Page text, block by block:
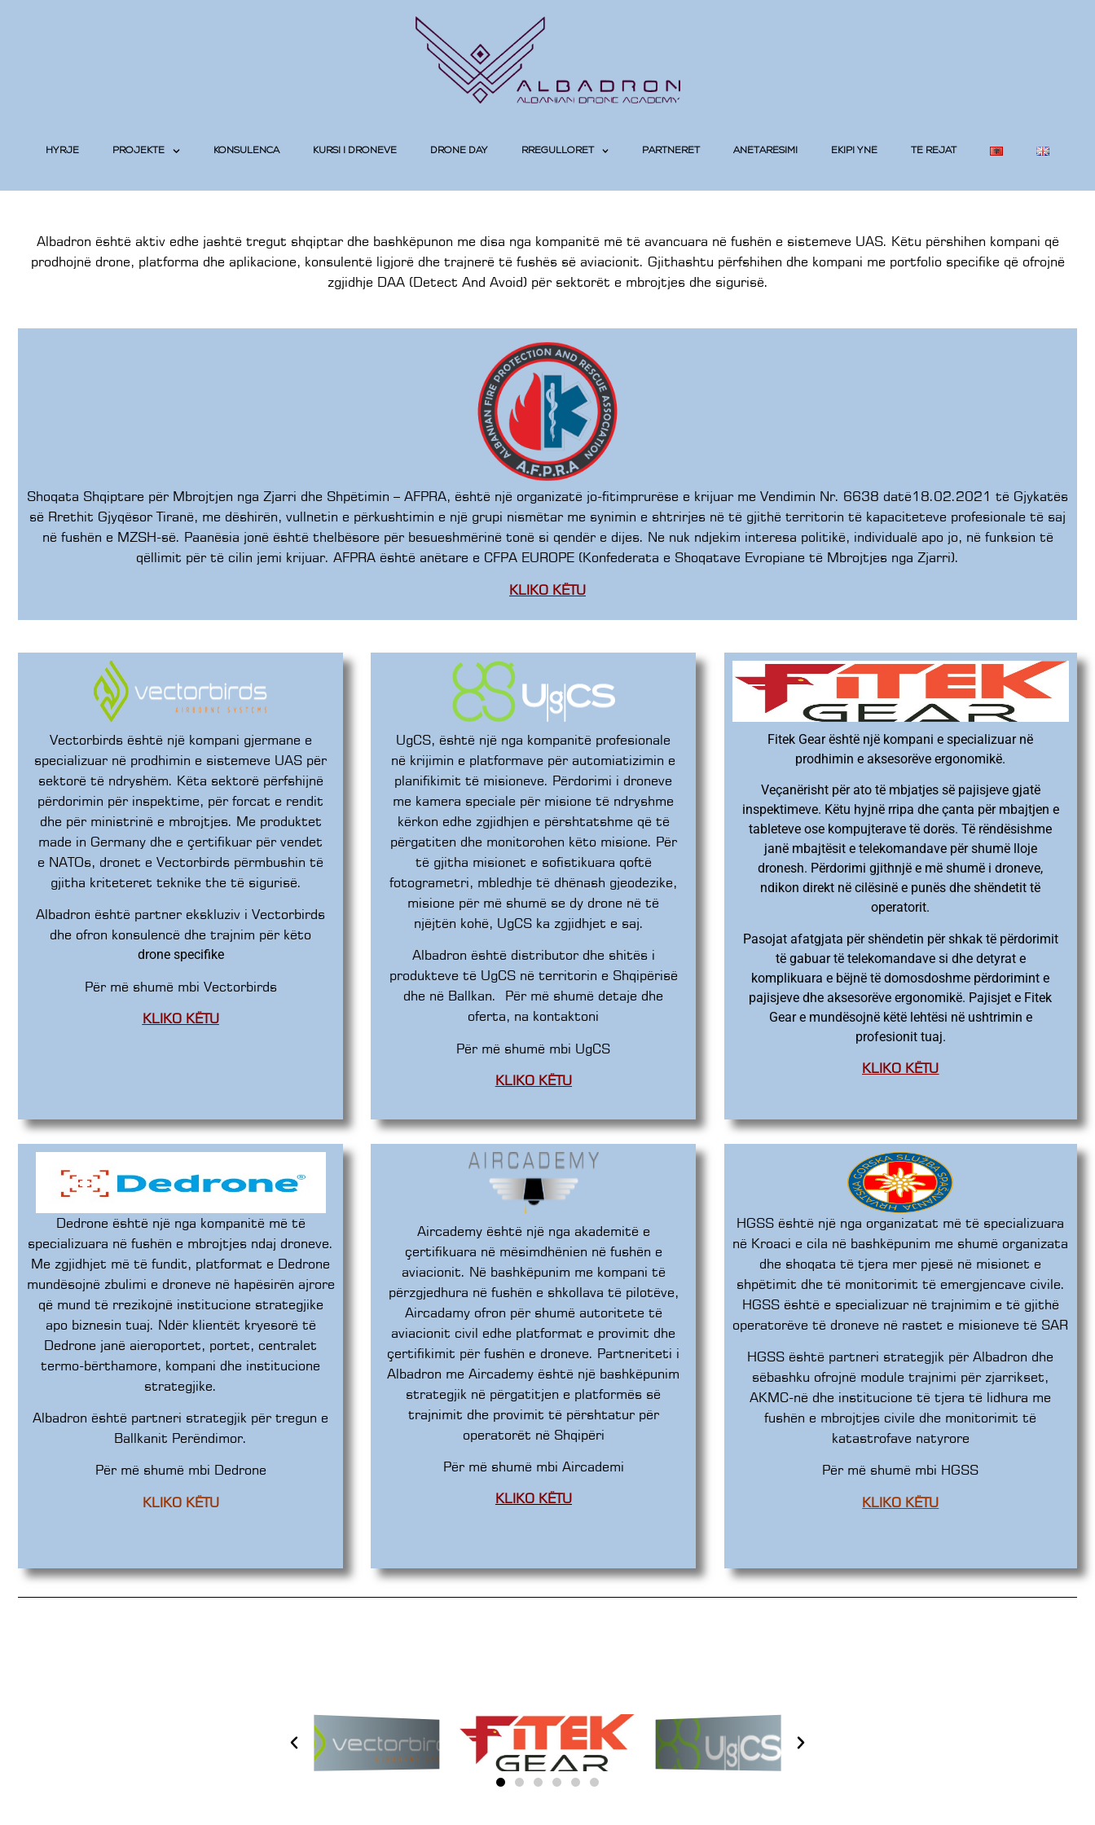
HYRJE PROJEKTE KONSULENCA KURSI I DRONEVE DRONE DAY RREGULLORET PARTNERËT ANËTARËSIMI EKIPI YNË TË REJAT
Albadron është aktiv edhe jashtë tregut shqiptar dhe bashkëpunon me disa nga kompanitë më të avancuara në fushën e sistemeve UAS. Këtu përshihen kompani që
prodhojnë drone, platforma dhe aplikacione, konsulentë ligjorë dhe trajnerë të fushës së aviacionit. Gjithashtu përfshihen dhe kompani me portfolio specifike që ofrojnë
zgjidhje DAA (Detect And Avoid) për sektorët e mbrojtjes dhe sigurisë.
Shoqata Shqiptare për Mbrojtjen nga Zjarri dhe Shpëtimin – AFPRA, është një organizatë jo-fitimprurëse e krijuar me Vendimin Nr. 6638 datë18.02.2021 të Gjykatës
së Rrethit Gjyqësor Tiranë, me dëshirën, vullnetin e përkushtimin e një grupi nismëtar me synimin e shtrirjes në të gjithë territorin të kapaciteteve profesionale të saj
në fushën e MZSH-së. Paanësia jonë është thelbësore për besueshmërinë tonë si qendër e dijes. Ne nuk ndjekim interesa politikë, individualë apo jo, në funksion të
qëllimit për të cilin jemi krijuar. AFPRA është anëtare e CFPA EUROPE (Konfederata e Shoqatave Evropiane të Mbrojtjes nga Zjarri).
KLIKO KËTU
Vectorbirds është një kompani gjermane e
specializuar në prodhimin e sistemeve UAS për
sektorë të ndryshëm. Këta sektorë përfshijnë
përdorimin për inspektime, për forcat e rendit
dhe për ministrinë e mbrojtjes. Me produktet
made in Germany dhe e çertifikuar për vendet
e NATOs, dronet e Vectorbirds përmbushin të
gjitha kriteteret teknike the të sigurisë.
Albadron është partner ekskluziv i Vectorbirds
dhe ofron konsulencë dhe trajnim për këto
drone specifike
Për më shumë mbi Vectorbirds
KLIKO KËTU
UgCS, është një nga kompanitë profesionale
në krijimin e platformave për automiatizimin e
planifikimit të misioneve. Përdorimi i droneve
me kamera speciale për misione të ndryshme
kërkon edhe zgjidhjen e përshtatshme që të
përgatiten dhe monitorohen këto misione. Për
të gjitha misionet e sofistikuara qoftë
fotogrametri, mbledhje të dhënash gjeodezike,
misione për më shumë se dy drone në të
njëjtën kohë, UgCS ka zgjidhjet e saj.
Albadron është distributor dhe shitës i
produkteve të UgCS në territorin e Shqipërisë
dhe në Ballkan. Për më shumë detaje dhe
oferta, na kontaktoni
Për më shumë mbi UgCS
KLIKO KËTU
Fitek Gear është një kompani e specializuar në
prodhimin e aksesorëve ergonomikë.
Veçanërisht për ato të mbjatjes së pajisjeve gjatë
inspektimeve. Këtu hyjnë rripa dhe çanta për mbajtjen e
tableteve ose kompujterave të dorës. Të rëndësishme
janë mbajtësit e telekomandave për shumë lloje
dronesh. Përdorimi gjithnjë e më shumë i droneve,
ndikon direkt në cilësinë e punës dhe shëndetit të
operatorit.
Pasojat afatgjata për shëndetin për shkak të përdorimit
të gabuar të telekomandave si dhe detyrat e
komplikuara e bëjnë të domosdoshme përdorimint e
pajisjeve dhe aksesorëve ergonomikë. Pajisjet e Fitek
Gear e mundësojnë këtë lehtësi në ushtrimin e
profesionit tuaj.
KLIKO KËTU
Dedrone është një nga kompanitë më të
specializuara në fushën e mbrojtjes ndaj droneve.
Me zgjidhjet më të fundit, platformat e Dedrone
mundësojnë zbulimi e droneve në hapësirën ajrore
që mund të rrezikojnë institucione strategjike
apo biznesin tuaj. Ndër klientët kryesorë të
Dedrone janë aieroportet, portet, centralet
termo-bërthamore, kompani dhe institucione
strategjike.
Albadron është partneri strategjik për tregun e
Ballkanit Perëndimor.
Për më shumë mbi Dedrone
KLIKO KËTU
Aircademy është një nga akademitë e
çertifikuara në mësimdhënien në fushën e
aviacionit. Në bashkëpunim me kompani të
përzgjedhura në fushën e shkollava të pilotëve,
Aircadamy ofron për shumë autoritete të
aviacionit civil edhe platformat e provimit dhe
çertifikimit për fushën e droneve. Partneriteti i
Albadron me Aircademy është një bashkëpunim
strategjik në përgatitjen e platformës së
trajnimit dhe provimit të përshtatur për
operatorët në Shqipëri
Për më shumë mbi Aircademi
KLIKO KËTU
HGSS është një nga organizatat më të specializuara
në Kroaci e cila në bashkëpunim me shumë organizata
dhe shoqata të tjera mer pjesë në misionet e
shpëtimit dhe të monitorimit të emergjencave civile.
HGSS është e specializuar në trajnimim e të gjithë
operatorëve të droneve në rastet e misioneve të SAR
HGSS është partneri strategjik për Albadron dhe
sëbashku ofrojnë module trajnimi për zjarrikset,
AKMC-në dhe institucione të tjera të lidhura me
fushën e mbrojtjes civile dhe monitorimit të
katastrofave natyrore
Për më shumë mbi HGSS
KLIKO KËTU